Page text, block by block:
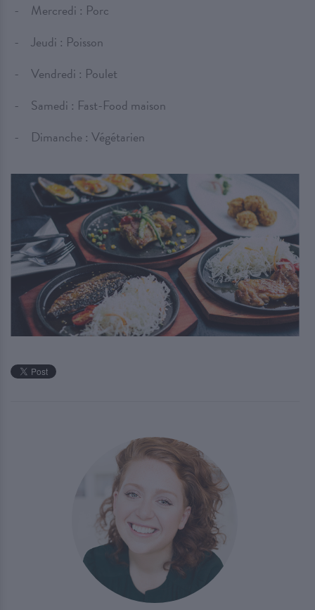
Mercredi : Porc
Jeudi : Poisson
Vendredi : Poulet
Samedi : Fast-Food maison
Dimanche : Végétarien